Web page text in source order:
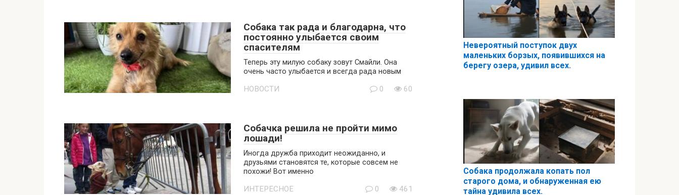
Собака так рада и благодарна, что
постоянно улыбается своим
спасителям
Теперь эту милую собаку зовут Смайли. Она
очень часто улыбается и всегда рада новым
НОВОСТИ 0 60
Собачка решила не пройти мимо
лошади!
Иногда дружба приходит неожиданно, и
друзьями становятся те, которые совсем не
похожи! Вот именно
ИНТЕРЕСНОЕ 0 461
Невероятный поступок двух
маленьких борзых, появившихся на
берегу озера, удивил всех.
Собака продолжала копать пол
старого дома, и обнаруженная ею
тайна удивила всех.